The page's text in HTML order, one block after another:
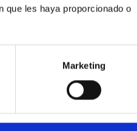
que les haya proporcionado o
Marketing